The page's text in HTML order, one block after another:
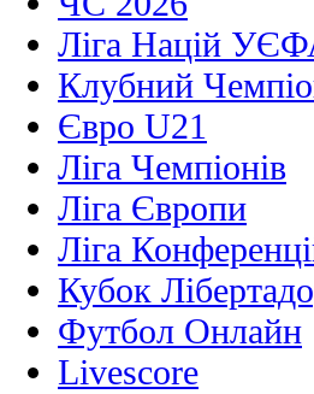
Ліга Націй
Клубний
Євро U21
Ліга Чемпіонів
Ліга Європи
Ліга
Кубок
Футбол Онлайн
Livescore